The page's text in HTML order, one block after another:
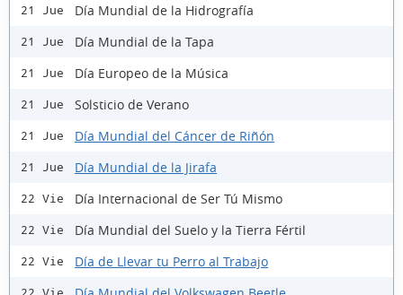
21 Jue Día Mundial de la Hidrografía
21 Jue Día Mundial de la Tapa
21 Jue Día Europeo de la Música
21 Jue Solsticio de Verano
21 Jue Día Mundial del Cáncer de Riñón
21 Jue Día Mundial de la Jirafa
22 Vie Día Internacional de Ser Tú Mismo
22 Vie Día Mundial del Suelo y la Tierra Fértil
22 Vie Día de Llevar tu Perro al Trabajo